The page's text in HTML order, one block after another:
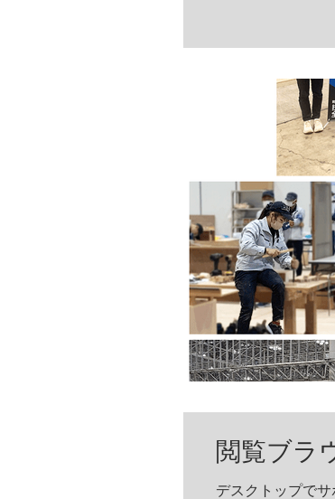
閲覧ブラ
デスクトップで